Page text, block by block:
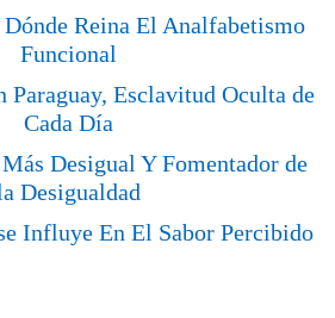
Dónde Reina El Analfabetismo
Funcional
Esclavitud Oculta de
Cada Día
Desigual Y Fomentador de
Desigualdad
Influye En El Sabor Percibido